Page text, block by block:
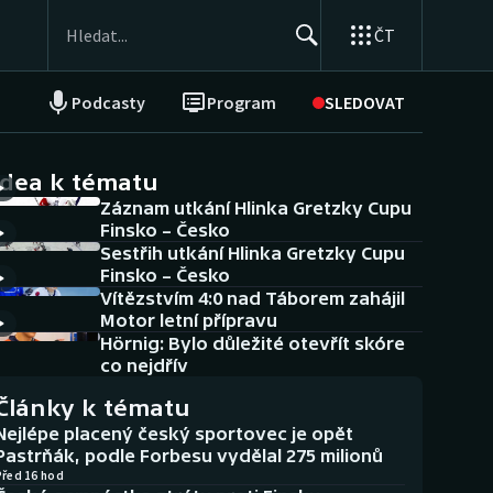
ČT
Podcasty Program SLEDOVAT
NEPŘEHLÉDNĚTE
Historické návraty
Aplikace ČT sport
AZ kvíz
k tématu
Záznam utkání Hlinka Gretzky Cupu
Finsko – Česko
Sestřih utkání Hlinka Gretzky Cupu
Finsko – Česko
Vítězstvím 4:0 nad Táborem zahájil
Motor letní přípravu
Hörnig: Bylo důležité otevřít skóre
co nejdřív
k tématu
placený český sportovec je opět
podle Forbesu vydělal 275 milionů
16 hod